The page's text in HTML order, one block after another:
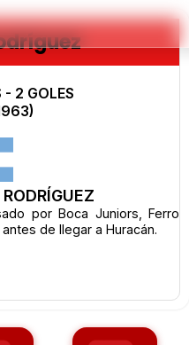
- 2 GOLES
por Boca Juniors, Ferro
de llegar a Huracán.